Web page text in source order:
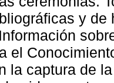
y
el
la captura de